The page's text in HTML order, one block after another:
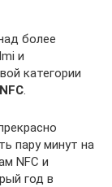
более
и
категории
NFC.
пару минут на
NFC и
год в